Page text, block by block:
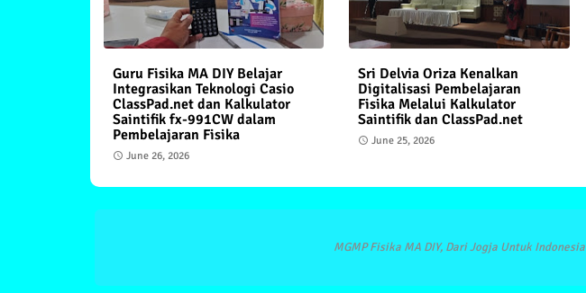
Guru Fisika MA DIY Belajar
Integrasikan Teknologi Casio
ClassPad.net dan Kalkulator
Saintifik fx-991CW dalam
Pembelajaran Fisika
June 26, 2026
Sri Delvia Oriza Kenalkan
Digitalisasi Pembelajaran
Fisika Melalui Kalkulator
Saintifik dan ClassPad.net
June 25, 2026
MGMP Fisika MA DIY, Dari Jogja Untuk Indonesia